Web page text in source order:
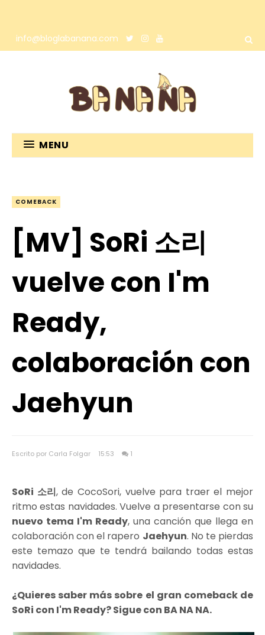
info@bloglabanana.com
MENU
COMEBACK
[MV] SoRi 소리
vuelve con I'm
Ready,
colaboración con
Jaehyun
Escrito por Carla Folgar 15:53 1
SoRi 소리, de CocoSori, vuelve para traer el mejor
ritmo estas navidades. Vuelve a presentarse con su
nuevo tema I'm Ready, una canción que llega en
colaboración con el rapero Jaehyun. No te pierdas
este temazo que te tendrá bailando todas estas
navidades.
¿Quieres saber más sobre el gran comeback de
SoRi con I'm Ready? Sigue con BA NA NA.